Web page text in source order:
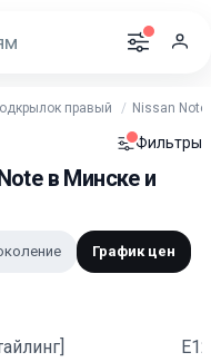
правый Nissan Note
Фильтры
в Минске и
График цен
E12